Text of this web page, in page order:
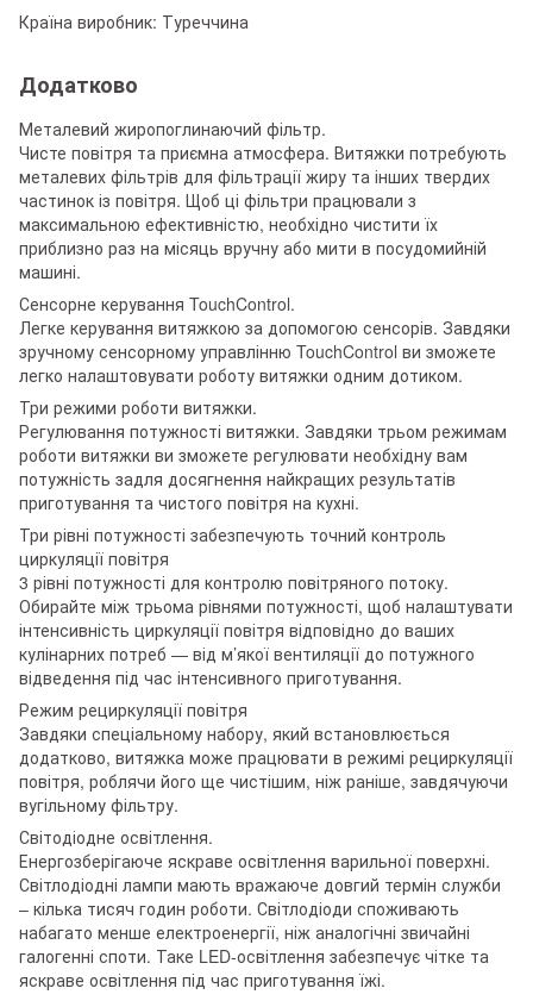
Країна виробник: Туреччина
Додатково
Металевий жиропоглинаючий фільтр.
Чисте повітря та приємна атмосфера. Витяжки потребують
металевих фільтрів для фільтрації жиру та інших твердих
частинок із повітря. Щоб ці фільтри працювали з
максимальною ефективністю, необхідно чистити їх
приблизно раз на місяць вручну або мити в посудомийній
машині.
Сенсорне керування TouchControl.
Легке керування витяжкою за допомогою сенсорів. Завдяки
зручному сенсорному управлінню TouchControl ви зможете
легко налаштовувати роботу витяжки одним дотиком.
Три режими роботи витяжки.
Регулювання потужності витяжки. Завдяки трьом режимам
роботи витяжки ви зможете регулювати необхідну вам
потужність задля досягнення найкращих результатів
приготування та чистого повітря на кухні.
Три рівні потужності забезпечують точний контроль
циркуляції повітря
3 рівні потужності для контролю повітряного потоку.
Обирайте між трьома рівнями потужності, щоб налаштувати
інтенсивність циркуляції повітря відповідно до ваших
кулінарних потреб — від м’якої вентиляції до потужного
відведення під час інтенсивного приготування.
Режим рециркуляції повітря
Завдяки спеціальному набору, який встановлюється
додатково, витяжка може працювати в режимі рециркуляції
повітря, роблячи його ще чистішим, ніж раніше, завдячуючи
вугільному фільтру.
Світодіодне освітлення.
Енергозберігаюче яскраве освітлення варильної поверхні.
Світлодіодні лампи мають вражаюче довгий термін служби
– кілька тисяч годин роботи. Світлодіоди споживають
набагато менше електроенергії, ніж аналогічні звичайні
галогенні споти. Таке LED-освітлення забезпечує чітке та
яскраве освітлення під час приготування їжі.